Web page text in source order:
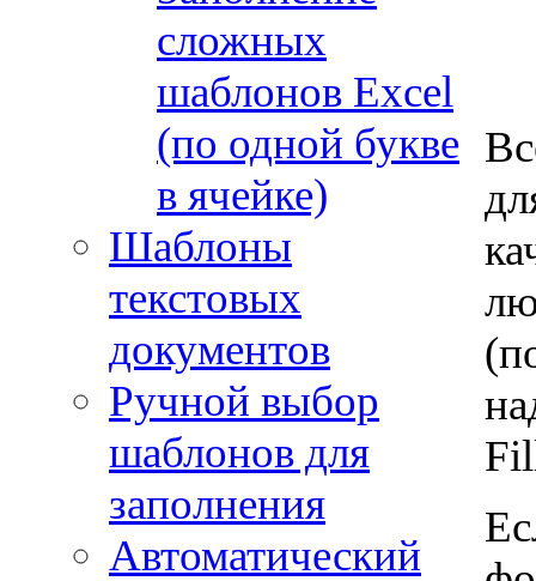
сложных
шаблонов Excel
(по одной букве
в ячейке)
Шаблоны
текстовых
документов
Ручной выбор
шаблонов для
заполнения
Автоматический